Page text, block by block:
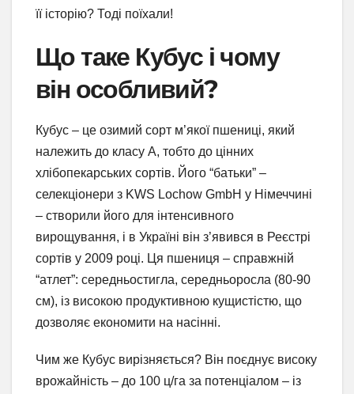
її історію? Тоді поїхали!
Що таке Кубус і чому
він особливий?
Кубус – це озимий сорт м’якої пшениці, який
належить до класу А, тобто до цінних
хлібопекарських сортів. Його “батьки” –
селекціонери з KWS Lochow GmbH у Німеччині
– створили його для інтенсивного
вирощування, і в Україні він з’явився в Реєстрі
сортів у 2009 році. Ця пшениця – справжній
“атлет”: середньостигла, середньоросла (80-90
см), із високою продуктивною кущистістю, що
дозволяє економити на насінні.
Чим же Кубус вирізняється? Він поєднує високу
врожайність – до 100 ц/га за потенціалом – із